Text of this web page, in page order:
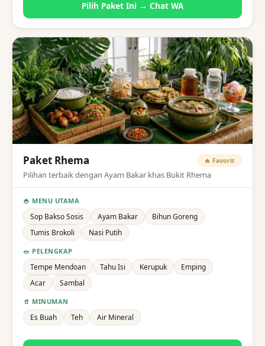
Pilih Paket Ini → Chat WA
Paket Rhema 🔥 Favorit
Pilihan terbaik dengan Ayam Bakar khas Bukit Rhema
🍚 MENU UTAMA
Sop Bakso Sosis Ayam Bakar
Bihun Goreng
Tumis Brokoli
Nasi Putih
🥗 PELENGKAP
Tempe Mendoan Tahu Isi Kerupuk
Emping
Acar
Sambal
🥤 MINUMAN
Es Buah Teh Air Mineral